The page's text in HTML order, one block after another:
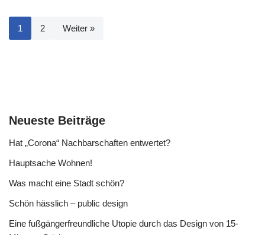
1 2 Weiter »
Neueste Beiträge
Hat „Corona“ Nachbarschaften entwertet?
Hauptsache Wohnen!
Was macht eine Stadt schön?
Schön hässlich – public design
Eine fußgängerfreundliche Utopie durch das Design von 15-